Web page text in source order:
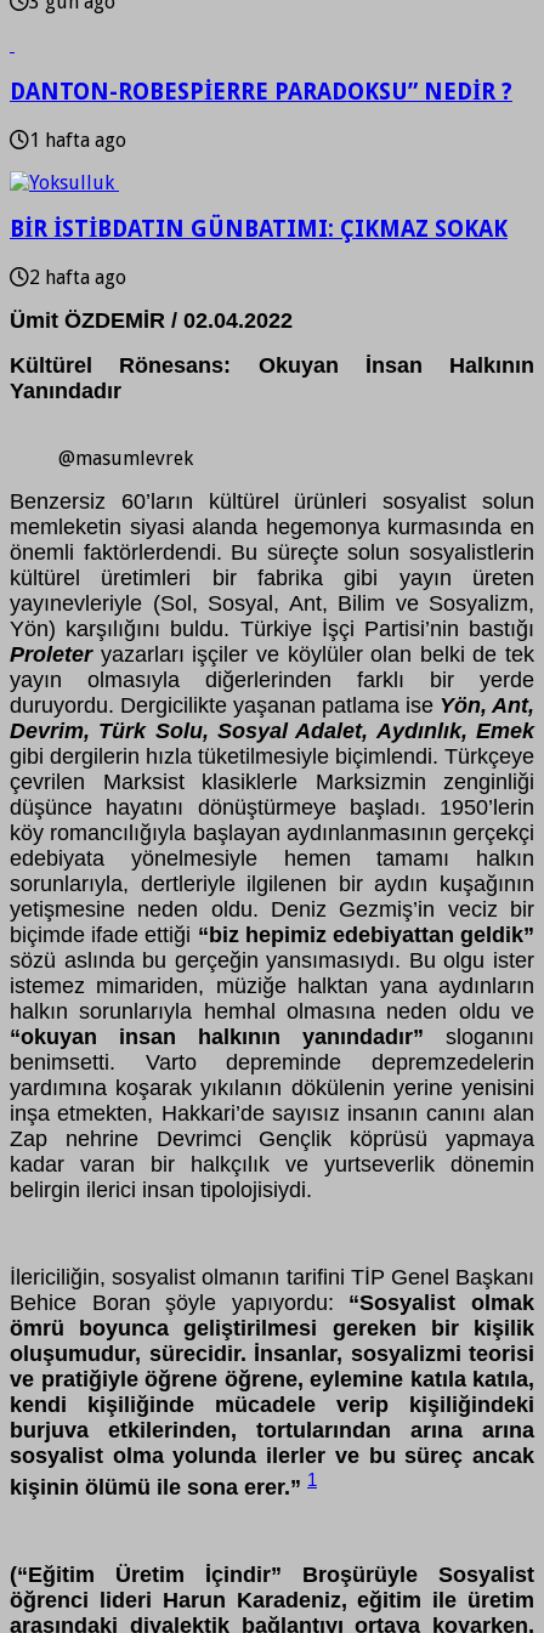
DANTON-ROBESPİERRE PARADOKSU” NEDİR ?
1 hafta ago
BİR İSTİBDATIN GÜNBATIMI: ÇIKMAZ SOKAK
2 hafta ago
Ümit ÖZDEMİR / 02.04.2022
Kültürel Rönesans: Okuyan İnsan Halkının
Yanındadır
@masumlevrek
Benzersiz 60’ların kültürel ürünleri sosyalist solun
memleketin siyasi alanda hegemonya kurmasında en
önemli faktörlerdendi. Bu süreçte solun sosyalistlerin
kültürel üretimleri bir fabrika gibi yayın üreten
yayınevleriyle (Sol, Sosyal, Ant, Bilim ve Sosyalizm,
Yön) karşılığını buldu. Türkiye İşçi Partisi’nin bastığı
Proleteryazarları işçiler ve köylüler olan belki de tek
yayın olmasıyla diğerlerinden farklı bir yerde
duruyordu. Dergicilikte yaşanan patlama ise Yön, Ant,
Devrim, Türk Solu, Sosyal Adalet, Aydınlık, Emek
gibi dergilerin hızla tüketilmesiyle biçimlendi. Türkçeye
çevrilen Marksist klasiklerle Marksizmin zenginliği
düşünce hayatını dönüştürmeye başladı. 1950’lerin
köy romancılığıyla başlayan aydınlanmasının gerçekçi
edebiyata yönelmesiyle hemen tamamı halkın
sorunlarıyla, dertleriyle ilgilenen bir aydın kuşağının
yetişmesine neden oldu. Deniz Gezmiş’in veciz bir
biçimde ifade ettiği “biz hepimiz edebiyattan geldik”
sözü aslında bu gerçeğin yansımasıydı. Bu olgu ister
istemez mimariden, müziğe halktan yana aydınların
halkın sorunlarıyla hemhal olmasına neden oldu ve
“okuyan insan halkının yanındadır” sloganını
benimsetti. Varto depreminde depremzedelerin
yardımına koşarak yıkılanın dökülenin yerine yenisini
inşa etmekten, Hakkari’de sayısız insanın canını alan
Zap nehrine Devrimci Gençlik köprüsü yapmaya
kadar varan bir halkçılık ve yurtseverlik dönemin
belirgin ilerici insan tipolojisiydi.
İlericiliğin, sosyalist olmanın tarifini TİP Genel Başkanı
Behice Boran şöyle yapıyordu: “Sosyalist olmak
ömrü boyunca geliştirilmesi gereken bir kişilik
oluşumudur, sürecidir. İnsanlar, sosyalizmi teorisi
ve pratiğiyle öğrene öğrene, eylemine katıla katıla,
kendi kişiliğinde mücadele verip kişiliğindeki
burjuva etkilerinden, tortularından arına arına
sosyalist olma yolunda ilerler ve bu süreç ancak
kişinin ölümü ile sona erer.” 1
(“Eğitim Üretim İçindir” Broşürüyle Sosyalist
öğrenci lideri Harun Karadeniz, eğitim ile üretim
arasındaki diyalektik bağlantıyı ortaya koyarken,